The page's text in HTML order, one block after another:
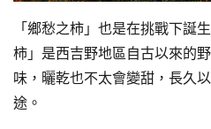
「鄉愁之柿」也是在挑戰下誕
柿」是西吉野地區自古以來的
味，曬乾也不太會變甜，長久
途。